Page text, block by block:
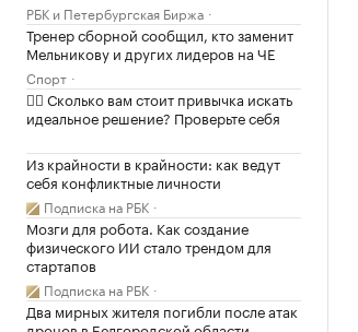
РБК и Петербургская Биржа
Тренер сборной сообщил, кто заменит
Мельникову и других лидеров на ЧЕ
Спорт
✍🏻 Сколько вам стоит привычка искать
идеальное решение? Проверьте себя
Из крайности в крайности: как ведут
себя конфликтные личности
Подписка на РБК
Мозги для робота. Как создание
физического ИИ стало трендом для
стартапов
Подписка на РБК
Два мирных жителя погибли после атак